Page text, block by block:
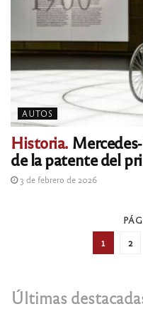
AUTOS
Historia.
de la patente del
3 de febrero de 2026
1 2
Últimas